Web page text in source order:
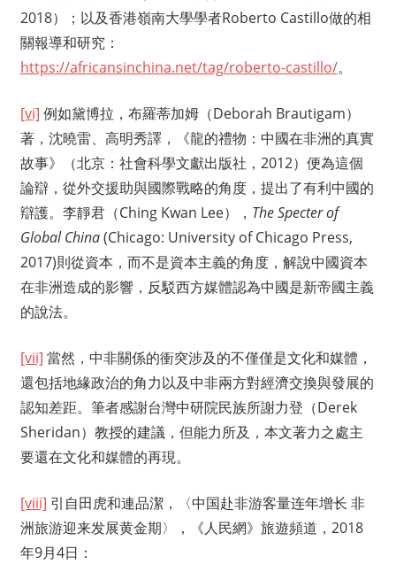
2018）；以及香港嶺南大學學者Roberto Castillo做的相
關報導和研究：
https://africansinchina.net/tag/roberto-castillo/。
[vi] 例如黛博拉，布羅蒂加姆（Deborah Brautigam）
著，沈曉雷、高明秀譯，《龍的禮物：中國在非洲的真實
故事》（北京：社會科學文獻出版社，2012）便為這個
論辯，從外交援助與國際戰略的角度，提出了有利中國的
辯護。李靜君（Ching Kwan Lee）， The Specter of
Global China(Chicago: University of Chicago Press,
2017)則從資本，而不是資本主義的角度，解說中國資本
在非洲造成的影響，反駁西方媒體認為中國是新帝國主義
的說法。
[vii] 當然，中非關係的衝突涉及的不僅僅是文化和媒體，
還包括地緣政治的角力以及中非兩方對經濟交換與發展的
認知差距。筆者感謝台灣中研院民族所謝力登（Derek
Sheridan）教授的建議，但能力所及，本文著力之處主
要還在文化和媒體的再現。
[viii] 引自田虎和連品潔，〈中国赴非游客量连年增长 非
洲旅游迎来发展黄金期〉，《人民網》旅遊頻道，2018
年9月4日：